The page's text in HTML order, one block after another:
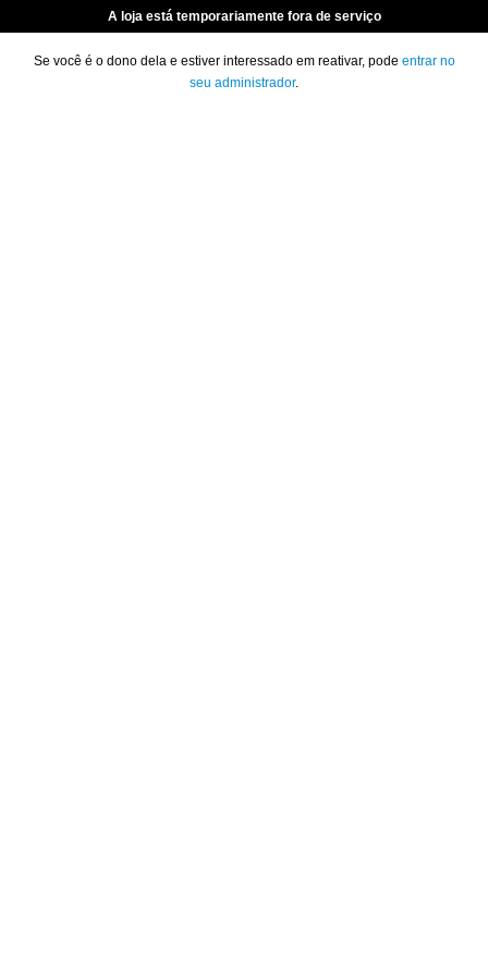
A loja está temporariamente fora de serviço
Se você é o dono dela e estiver interessado em reativar, pode entrar no
seu administrador.